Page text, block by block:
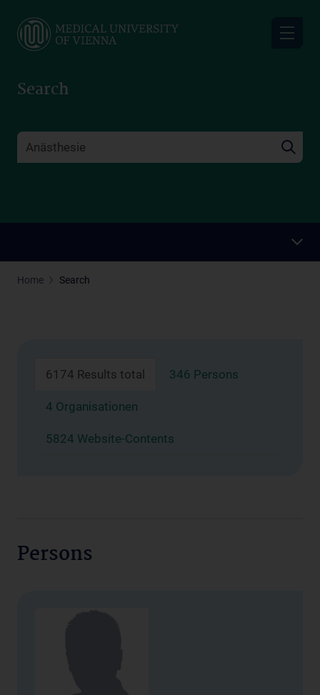
main
Search
Home Search
6174 Results total 346 Persons
4 Organisationen
5824 Website-Contents
Persons